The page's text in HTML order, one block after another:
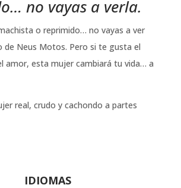
no vayas a verla.
o reprimido… no vayas a ver
Neus Motos. Pero si te gusta el
amor, esta mujer cambiará tu vida… a
real, crudo y cachondo a partes
IDIOMAS